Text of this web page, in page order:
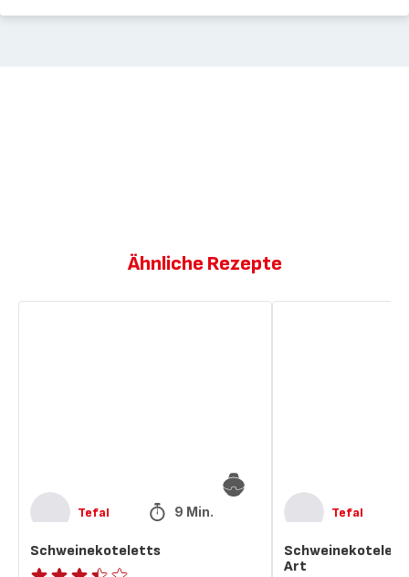
Ähnliche Rezepte
Tefal 9 Min.
Schweinekoteletts
Tefal
Art